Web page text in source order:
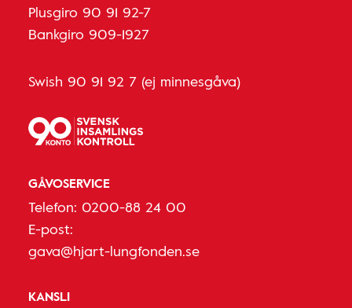
Plusgiro 90 91 92-7
Bankgiro 909-1927
Swish 90 91 92 7 (ej minnesgåva)
GÅVOSERVICE
Telefon: 0200-88 24 00
E-post:
gava@hjart-lungfonden.se
KANSLI